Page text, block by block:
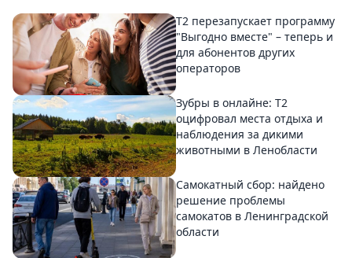
Т2 перезапускает программу
"Выгодно вместе" – теперь и
для абонентов других
операторов
Зубры в онлайне: Т2
оцифровал места отдыха и
наблюдения за дикими
животными в Ленобласти
Самокатный сбор: найдено
решение проблемы
самокатов в Ленинградской
области